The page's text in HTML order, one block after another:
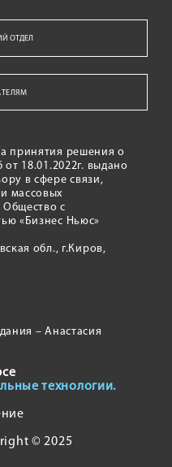
ОТДЕЛ
принятия решения о
18.01.2022г. выдано
в сфере связи,
массовых
с
«Бизнес Ньюс»
обл., г.Киров,
– Анастасия
технологии.
© 2025